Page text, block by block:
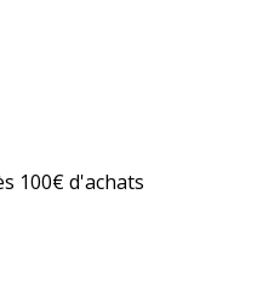
100€ d'achats